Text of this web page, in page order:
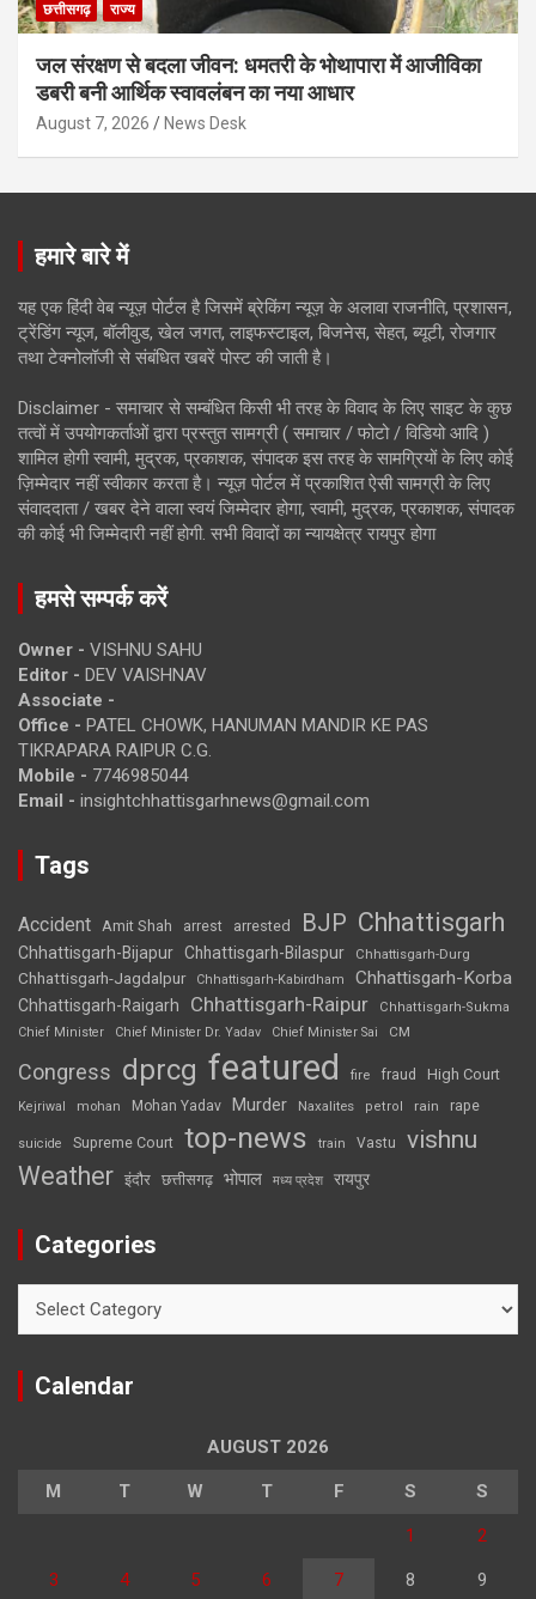
छत्तीसगढ़ राज्य
जल संरक्षण से बदला जीवन: धमतरी के भोथापारा में आजीविका
डबरी बनी आर्थिक स्वावलंबन का नया आधार
August 7, 2026 News Desk
हमारे बारे में
यह एक हिंदी वेब न्यूज़ पोर्टल है जिसमें ब्रेकिंग न्यूज़ के अलावा राजनीति, प्रशासन,
ट्रेंडिंग न्यूज, बॉलीवुड, खेल जगत, लाइफस्टाइल, बिजनेस, सेहत, ब्यूटी, रोजगार
तथा टेक्नोलॉजी से संबंधित खबरें पोस्ट की जाती है।
Disclaimer - समाचार से सम्बंधित किसी भी तरह के विवाद के लिए साइट के कुछ
तत्वों में उपयोगकर्ताओं द्वारा प्रस्तुत सामग्री ( समाचार / फोटो / विडियो आदि )
शामिल होगी स्वामी, मुद्रक, प्रकाशक, संपादक इस तरह के सामग्रियों के लिए कोई
ज़िम्मेदार नहीं स्वीकार करता है। न्यूज़ पोर्टल में प्रकाशित ऐसी सामग्री के लिए
संवाददाता / खबर देने वाला स्वयं जिम्मेदार होगा, स्वामी, मुद्रक, प्रकाशक, संपादक
की कोई भी जिम्मेदारी नहीं होगी. सभी विवादों का न्यायक्षेत्र रायपुर होगा
हमसे सम्पर्क करें
Owner - VISHNU SAHU
Editor - DEV VAISHNAV
Associate -
Office - PATEL CHOWK, HANUMAN MANDIR KE PAS
TIKRAPARA RAIPUR C.G.
Mobile - 7746985044
Email - insightchhattisgarhnews@gmail.com
Tags
Accident Amit Shah arrest arrested BJP Chhattisgarh
Chhattisgarh-Bijapur Chhattisgarh-Bilaspur Chhattisgarh-Durg
Chhattisgarh-Jagdalpur Chhattisgarh-Kabirdham Chhattisgarh-Korba
Chhattisgarh-Raigarh Chhattisgarh-Raipur
Chhattisgarh-Sukma
Chief Minister
Chief Minister Dr. Yadav Chief Minister Sai CM
Congress dprcg featured fire fraud High Court
Kejriwal mohan Mohan Yadav Murder Naxalites petrol rain rape
suicide Supreme Court top-news train Vastu vishnu
Weather इंदौर छत्तीसगढ़ भोपाल मध्य प्रदेश रायपुर
Categories
Calendar
AUGUST 2026
M T W T F S S
1 2
3 4 5 6 7 8 9